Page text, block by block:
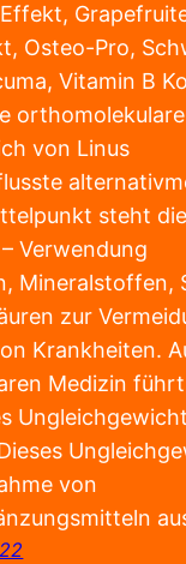
Osteo-Pro,
Vitamin B
von Linus
steht
Verwendung
Mineralstoffen,
zur
Krankheiten.
Medizin
von